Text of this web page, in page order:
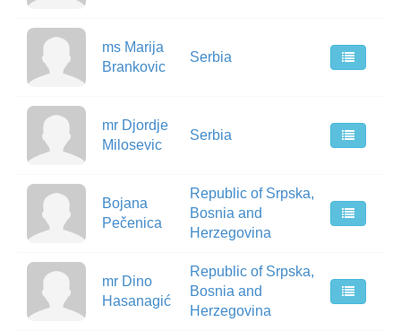
ms Marija
Brankovic
Serbia
mr Djordje
Milosevic
Serbia
Bojana
Pečenica
Republic of Srpska,
Bosnia and
Herzegovina
mr Dino
Hasanagić
Republic of Srpska,
Bosnia and
Herzegovina